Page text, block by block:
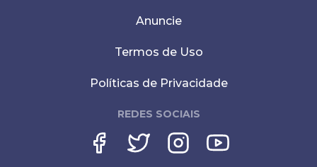
Anuncie
Termos de Uso
Políticas de Privacidade
REDES SOCIAIS